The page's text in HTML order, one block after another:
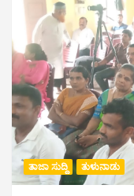
ತಾಜಾ ಸುದ್ದಿ ತುಳುನಾಡು